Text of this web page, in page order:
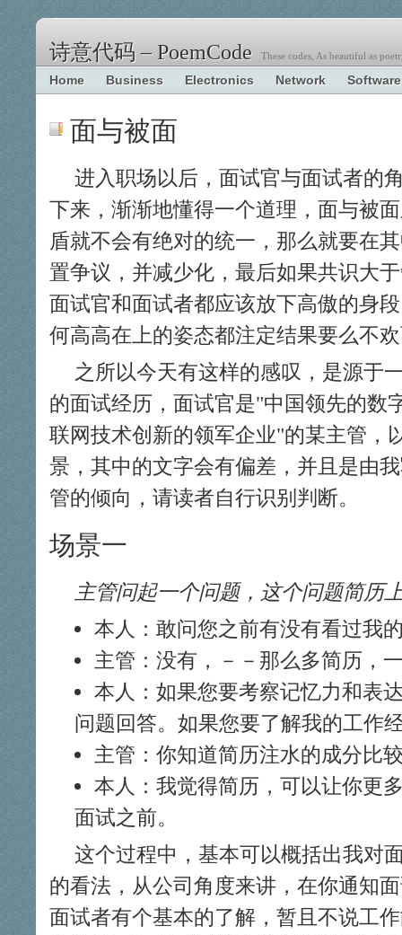
诗意代码 – PoemCode These codes, As beautiful as
Home Business Electronics Network Software
面与被面
进入职场以后，面试官与面试者的
下来，渐渐地懂得一个道理，面与被
盾就不会有绝对的统一，那么就要在
置争议，并减少化，最后如果共识大
面试官和面试者都应该放下高傲的身
何高高在上的姿态都注定结果要么不
之所以今天有这样的感叹，是源于
的面试经历，面试官是 中国领先的数
联网技术创新的领军企业 的某主管，
景，其中的文字会有偏差，并且是由
管的倾向，请读者自行识别判断。
场景一
主管问起一个问题，这个问题简历
本人：敢问您之前有没有看过我
主管：没有，－－那么多简历，
本人：如果您要考察记忆力和表
问题回答。如果您要了解我的工作
主管：你知道简历注水的成分比
本人：我觉得简历，可以让你更
面试之前。
这个过程中，基本可以概括出我对
的看法，从公司角度来讲，在你通知
面试者有个基本的了解，暂且不说工